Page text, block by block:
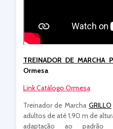
TREINADOR DE MARCHA
Ormesa
Link Catálogo Ormesa
Treinador de Marcha GRILLO
adultos de até 1,90 m de
adaptação ao padrão